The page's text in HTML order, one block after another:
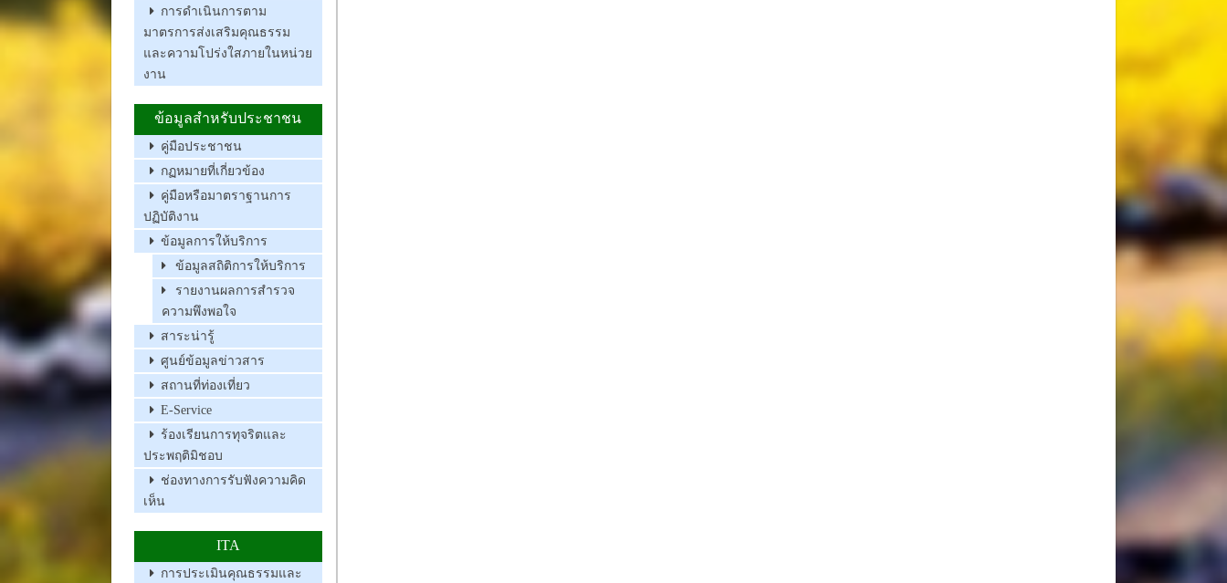
การดำเนินการตาม
มาตรการส่งเสริมคุณธรรม
และความโปร่งใสภายในหน่วย
งาน
ข้อมูลสำหรับประชาชน
คู่มือประชาชน
กฏหมายที่เกี่ยวข้อง
คู่มือหรือมาตราฐานการ
ปฏิบัติงาน
ข้อมูลการให้บริการ
ข้อมูลสถิติการให้บริการ
รายงานผลการสำรวจ
ความพึงพอใจ
สาระน่ารู้
ศูนย์ข้อมูลข่าวสาร
สถานที่ท่องเที่ยว
E-Service
ร้องเรียนการทุจริตและ
ประพฤติมิชอบ
ช่องทางการรับฟังความคิด
เห็น
ITA
การประเมินคุณธรรมและ